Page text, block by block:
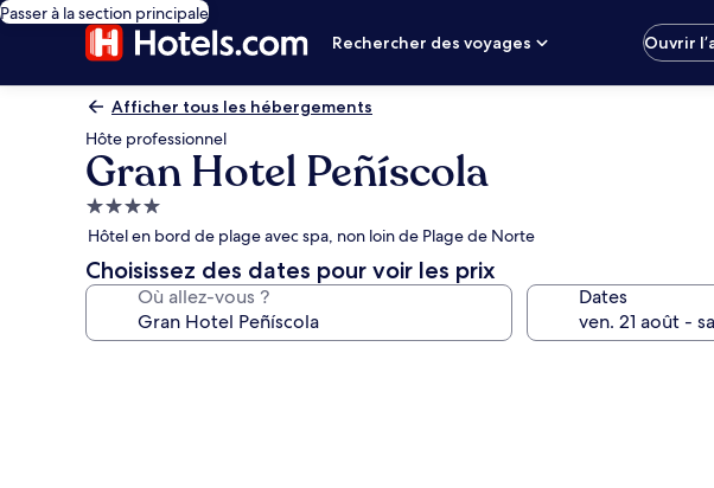
Passer à la section principale
Rechercher des voyages
Ouvrir
Afficher tous les hébergements
Hôte professionnel
Gran Hotel Peñíscola
Hébergement
4.0 étoiles
Hôtel en bord de plage avec spa, non loin de Plage de Norte
Choisissez des dates pour voir les prix
Où allez-vous ? Dates